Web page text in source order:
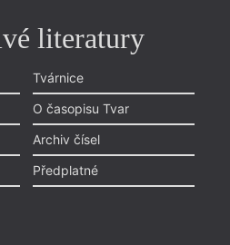
literatury
Tvárnice
O časopisu Tvar
Archiv čísel
Předplatné